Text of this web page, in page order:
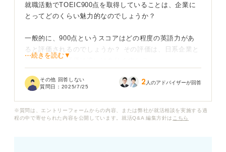
就職活動でTOEIC900点を取得していることは、企業に
とってどのくらい魅力的なのでしょうか？
一般的に、900点というスコアはどの程度の英語力があ
ると評価されるのでしょうか？ その評価は、日系企業と
外資系企業で評価に違いはありますか？
TOEICで900点という自慢の成績を持っているのです
その英語力を入社後にどう活かせるのかなどを伝えるべ
⋯続きを読む▼
その他 回答しない
質問日： 2025/7/25 2 人のアドバイザーが回答
※質問は、エントリーフォームからの内容、または弊社が就活相談を実施する過
程の中で寄せられた内容を公開しています。就活Q&A 編集方針は こちら